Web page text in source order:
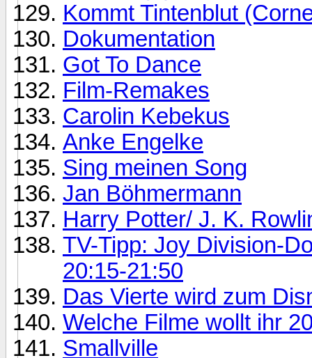
Kommt Tintenblut
Dokumentation
Got To Dance
Film-Remakes
Carolin Kebekus
Anke Engelke
Sing meinen Song
Jan Böhmermann
Harry Potter/ J. K.
TV-Tipp: Joy Division-
20:15-21:50
Das Vierte wird zum
Welche Filme wollt ihr
Smallville